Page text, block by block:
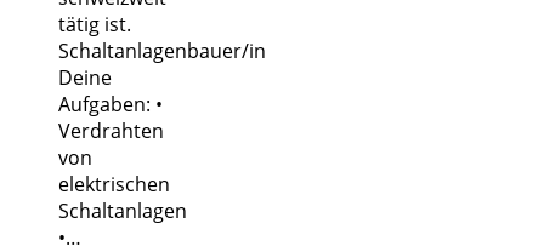
tätig ist.
Schaltanlagenbauer/in
Deine
Aufgaben: •
Verdrahten
von
elektrischen
Schaltanlagen
•…